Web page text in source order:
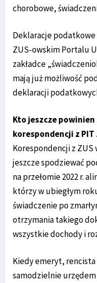
chorobowe,
Deklaracje
ZUS-owskim Portalu
zakładce
mają już możliwość
deklaracji
Kto jeszcze
korespondencji z PIT
Korespondencji z ZUS
jeszcze spodziewać
na przełomie 2022 r.
którzy w ubiegłym
świadczenie po
otrzymania takiego
wszystkie dochody i
Kiedy emeryt,
samodzielnie